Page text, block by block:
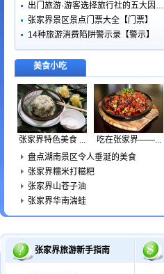
出门旅游·游客选择旅行社的五大因…
张家界景区景点门票大全【门票】
14种旅游消费陷阱警示录【警示】
美食小吃
张家界特色美食 ... 吃在张家界——...
盘点湖南景区令人垂涎的美食
张家界糯米打糍粑
张家界山苍子油
张家界华南湍蛙
张家界旅游新手指南